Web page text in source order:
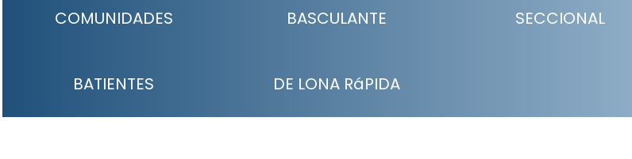
COMUNIDADES BASCULANTE SECCIONAL
BATIENTES DE LONA RáPIDA